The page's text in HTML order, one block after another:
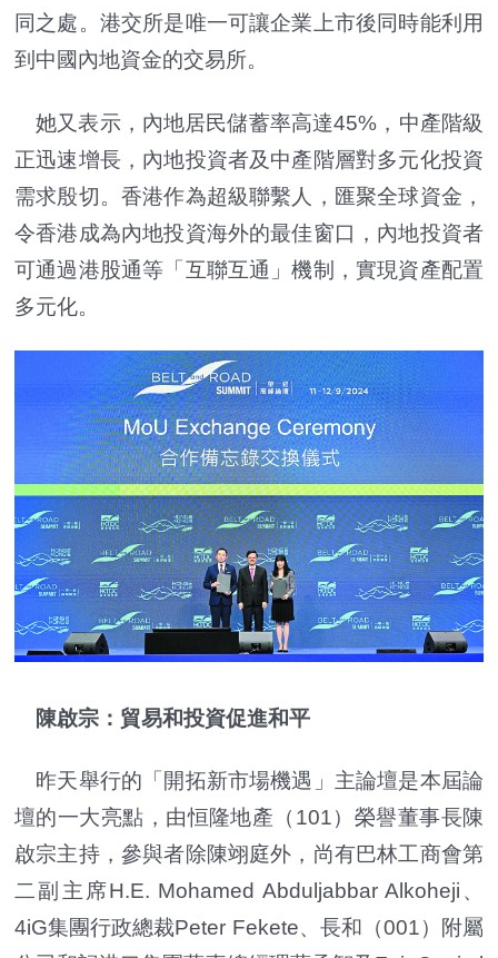
同之處。港交所是唯一可讓企業上市後同時能利用
到中國內地資金的交易所。
她又表示，內地居民儲蓄率高達45%，中產階級
正迅速增長，內地投資者及中產階層對多元化投資
需求殷切。香港作為超級聯繫人，匯聚全球資金，
令香港成為內地投資海外的最佳窗口，內地投資者
可通過港股通等「互聯互通」機制，實現資產配置
多元化。
陳啟宗：貿易和投資促進和平
昨天舉行的「開拓新市場機遇」主論壇是本屆論
壇的一大亮點，由恒隆地產（101）榮譽董事長陳
啟宗主持，參與者除陳翊庭外，尚有巴林工商會第
二副主席H.E. Mohamed Abduljabbar Alkoheji、
4iG集團行政總裁Peter Fekete、長和（001）附屬